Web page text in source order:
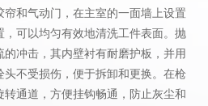
和气动门，在主室的一面墙上设置
可以均匀有效地清洗工件表面。抛
冲击，其内壁衬有耐磨护板，并用
不受损伤，便于拆卸和更换。在枪
通道，方便挂钩畅通，防止灰尘和